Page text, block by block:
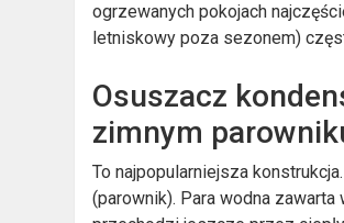
ogrzewanych pokojach
letniskowy poza sezonem)
Osuszacz
zimnym
To najpopularniejsza
(parownik). Para wodna